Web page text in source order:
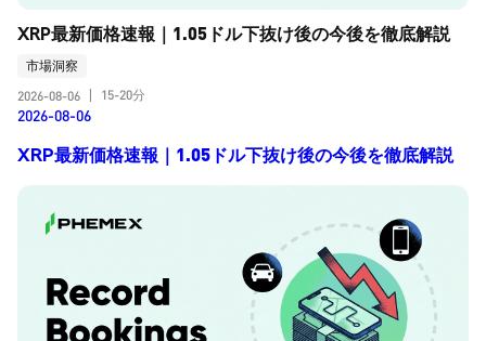
XRP最新価格速報｜1.05ドル下抜け後の今後を徹底解説
市場洞察
2026-08-06
15-20分
2026-08-06
XRP最新価格速報｜1.05ドル下抜け後の今後を徹底解説